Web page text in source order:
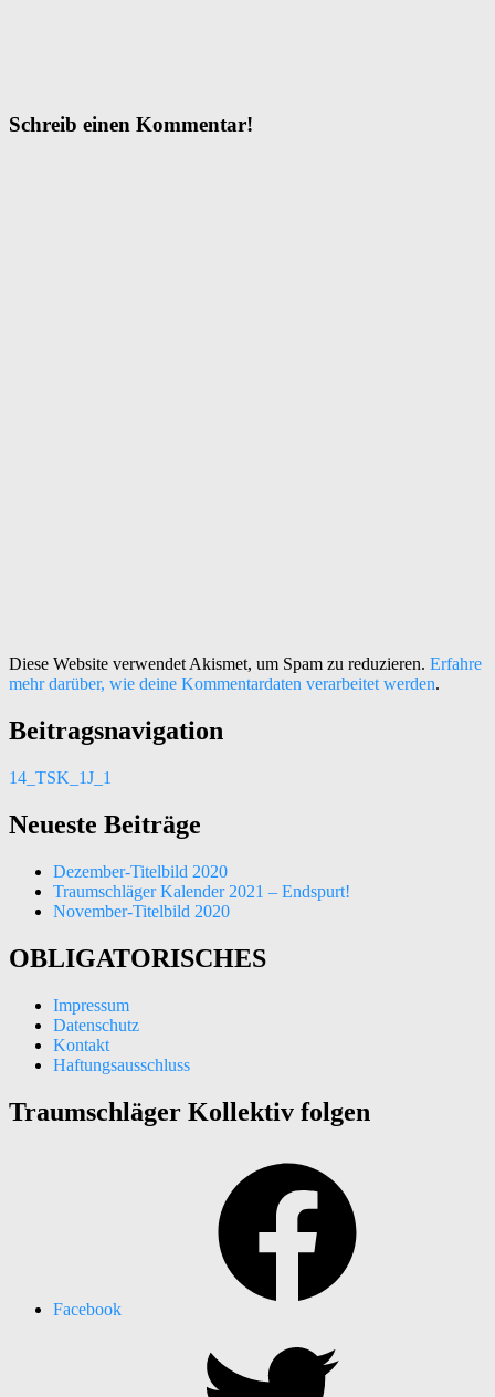
Schreib einen Kommentar!
Diese Website verwendet Akismet, um Spam zu reduzieren. Erfahre
mehr darüber, wie deine Kommentardaten verarbeitet werden.
Beitragsnavigation
14_TSK_1J_1
Neueste Beiträge
Dezember-Titelbild 2020
Traumschläger Kalender 2021 – Endspurt!
November-Titelbild 2020
OBLIGATORISCHES
Impressum
Datenschutz
Kontakt
Haftungsausschluss
Traumschläger Kollektiv folgen
Facebook